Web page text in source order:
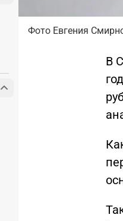
Фото Евгения
В